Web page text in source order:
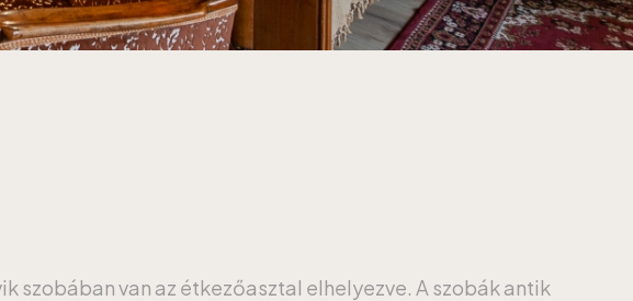
szobában van az étkezőasztal elhelyezve. A szobák antik